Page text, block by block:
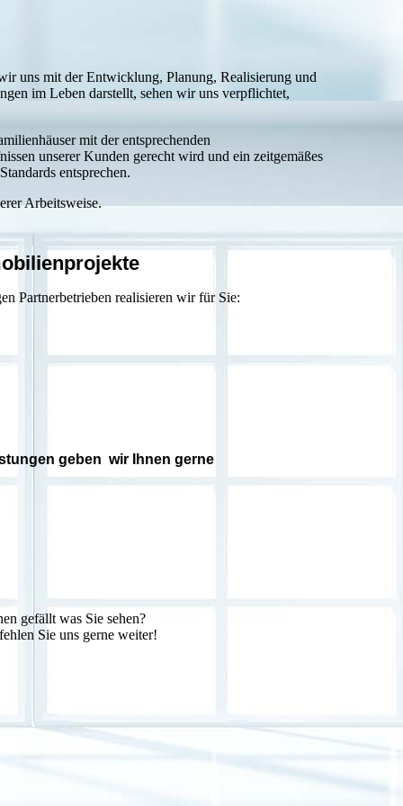
uns mit der Entwicklung, Planung, Realisierung und
im Leben darstellt, sehen wir uns verpflichtet,
mit der entsprechenden
unserer Kunden gerecht wird und ein zeitgemäßes
entsprechen.
Arbeitsweise.
Partnerbetrieben realisieren wir für Sie:
geben wir Ihnen gerne
gefällt was Sie sehen?
Sie uns gerne weiter!